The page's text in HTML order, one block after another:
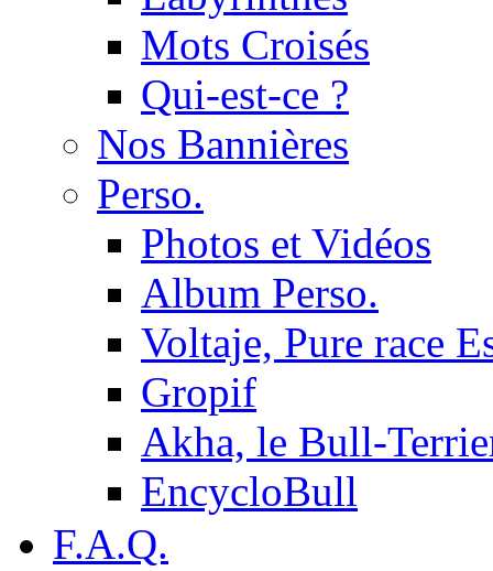
Mots Croisés
Qui-est-ce ?
Nos Bannières
Perso.
Photos et Vidéos
Album Perso.
Voltaje, Pure race
Gropif
Akha, le Bull-
EncycloBull
F.A.Q.